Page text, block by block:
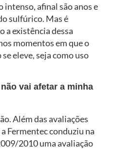
afinal são anos e
sulfúrico. Mas é
a existência dessa
momentos em que o
eleve, seja como uso
vai afetar a minha
Além das avaliações
Fermentec conduziu na
2010 uma avaliação